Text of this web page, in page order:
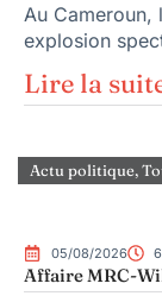
Au Cameroun,
explosion
Lire la
Actu politique,
05/08/2026
Affaire MRC-